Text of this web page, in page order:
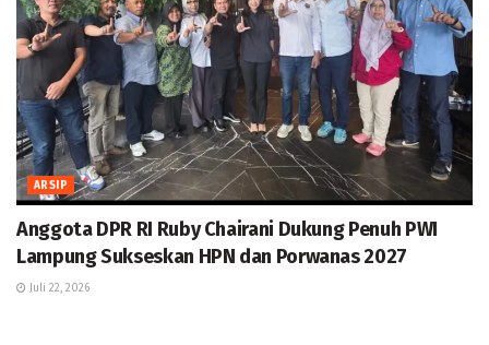
ARSIP
Anggota DPR RI Ruby Chairani Dukung Penuh PWI
Lampung Sukseskan HPN dan Porwanas 2027
Juli 22, 2026